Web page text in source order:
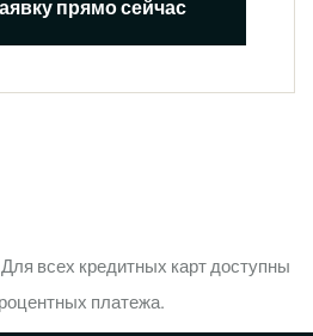
прямо сейчас
всех кредитных карт доступны
платежа.